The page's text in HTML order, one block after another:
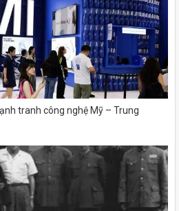
tranh công nghệ Mỹ – Trung